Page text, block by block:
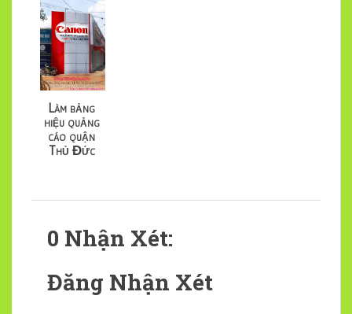
Làm bảng
hiệu quảng
cáo quận
Thủ Đức
0 Nhận Xét:
Đăng Nhận Xét